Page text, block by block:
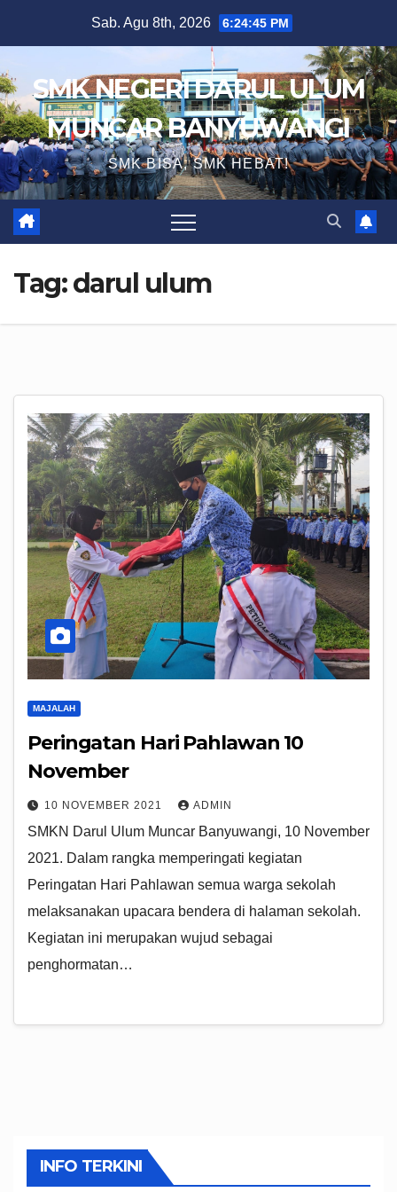
Sab. Agu 8th, 2026 6:24:46 PM
SMK NEGERI DARUL ULUM
MUNCAR BANYUWANGI
SMK BISA, SMK HEBAT!
Tag:darul ulum
MAJALAH
Peringatan Hari Pahlawan 10
November
10 NOVEMBER 2021 ADMIN
SMKN Darul Ulum Muncar Banyuwangi, 10 November
2021. Dalam rangka memperingati kegiatan
Peringatan Hari Pahlawan semua warga sekolah
melaksanakan upacara bendera di halaman sekolah.
Kegiatan ini merupakan wujud sebagai
penghormatan…
INFO TERKINI